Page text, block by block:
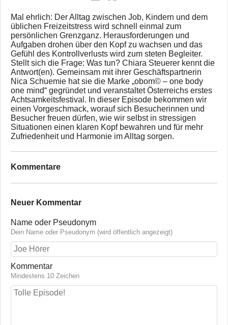
Mal ehrlich: Der Alltag zwischen Job, Kindern und dem
üblichen Freizeitstress wird schnell einmal zum
persönlichen Grenzganz. Herausforderungen und
Aufgaben drohen über den Kopf zu wachsen und das
Gefühl des Kontrollverlusts wird zum steten Begleiter.
Stellt sich die Frage: Was tun? Chiara Steuerer kennt die
Antwort(en). Gemeinsam mit ihrer Geschäftspartnerin
Nica Schuemie hat sie die Marke „obom© – one body
one mind“ gegründet und veranstaltet Österreichs erstes
Achtsamkeitsfestival. In dieser Episode bekommen wir
einen Vorgeschmack, worauf sich Besucherinnen und
Besucher freuen dürfen, wie wir selbst in stressigen
Situationen einen klaren Kopf bewahren und für mehr
Zufriedenheit und Harmonie im Alltag sorgen.
Kommentare
Neuer Kommentar
Name oder Pseudonym
Dein Name oder Pseudonym (wird öffentlich angezeigt)
Kommentar
Mindestens 10 Zeichen